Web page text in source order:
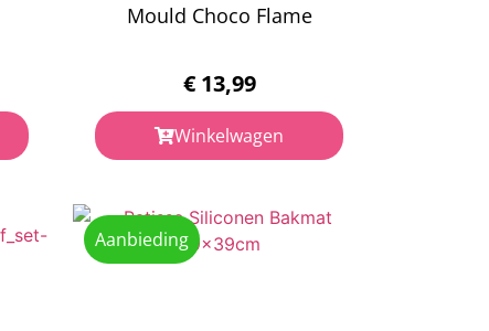
Mould Choco Flame
€13,99
Winkelwagen
Aanbieding